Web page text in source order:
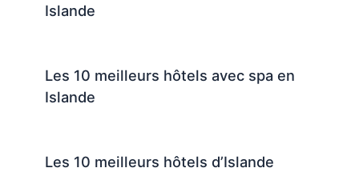
Islande
Les 10 meilleurs hôtels avec spa en
Islande
Les 10 meilleurs hôtels d’Islande